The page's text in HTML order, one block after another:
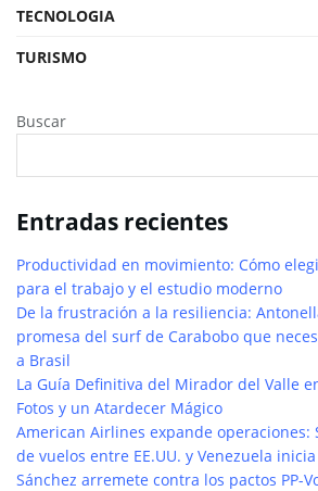
TECNOLOGIA
TURISMO
Buscar
Entradas recientes
Productividad en movimiento: Cómo
para el trabajo y el estudio moderno
De la frustración a la resiliencia:
promesa del surf de Carabobo que
a Brasil
La Guía Definitiva del Mirador del Valle
Fotos y un Atardecer Mágico
American Airlines expande operaciones:
de vuelos entre EE.UU. y Venezuela
Sánchez arremete contra los pactos PP-